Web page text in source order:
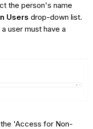
the person's name
Users drop-down list.
user must have a
'Access for Non-